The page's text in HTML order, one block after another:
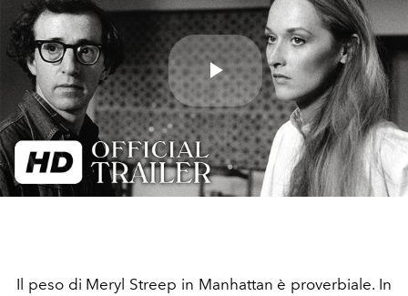
Play
Video
Il peso di Meryl Streep in Manhattan è proverbiale. In